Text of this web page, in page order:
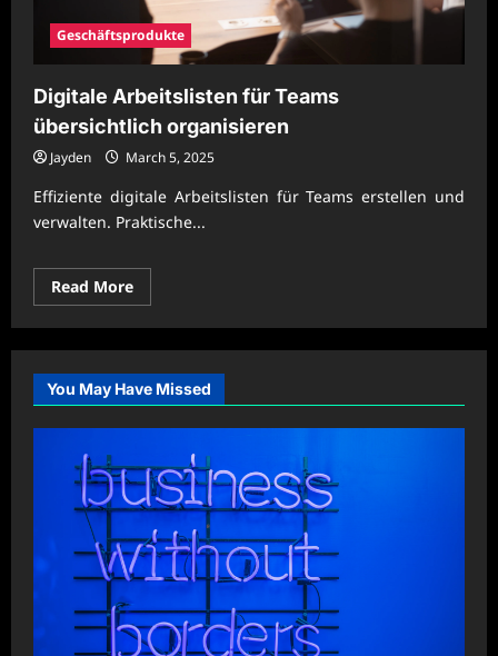
Geschäftsprodukte
Digitale Arbeitslisten für Teams
übersichtlich organisieren
Jayden March 5, 2025
Effiziente digitale Arbeitslisten für Teams erstellen und
verwalten. Praktische...
Read MoreRead
more
Digitale
Arbeitslisten
Teams
übersichtlich
organisieren
You May Have Missed